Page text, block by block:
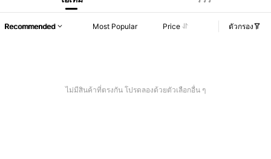
Recommended Most Popular Price ตัวกรอง
ไม่มีสินค้าที่ตรงกัน โปรดลองด้วยตัวเลือกอื่น ๆ